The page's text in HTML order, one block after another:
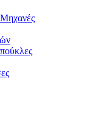
Μηχανές